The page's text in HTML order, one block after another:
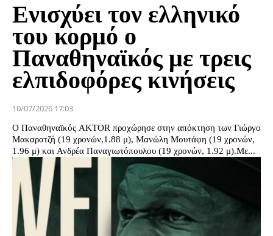
Ενισχύει τον ελληνικό
του κορμό ο
Παναθηναϊκός με τρεις
ελπιδοφόρες κινήσεις
10/07/2026 17:03
Ο Παναθηναϊκός AKTOR προχώρησε στην απόκτηση των Γιώργο
Μακαρατζή (19 χρονών,1.88 μ), Μανώλη Μουτάφη (19 χρονών,
1.96 μ) και Ανδρέα Παναγιωτόπουλου (19 χρονών, 1.92 μ).Με...